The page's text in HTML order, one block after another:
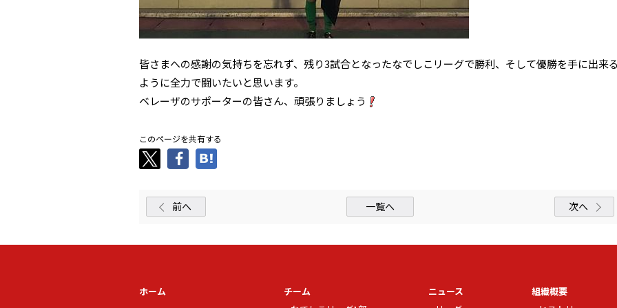
皆さまへの感謝の気持ちを忘れず、残り3試合となったなでしこリーグで勝利、そして優勝を手に出来
ように全力で闘いたいと思います。
ベレーザのサポーターの皆さん、頑張りましょう
このページを共有する
前へ 一覧へ 次へ
ホーム
チーム
ニュース
組織概要